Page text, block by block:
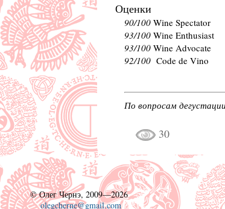
Оценки
90/100Wine Spectator
93/100Wine Enthusiast
93/100Wine Advocate
92/100Code de Vino
По вопросам
30
©Олег Чернэ, 2009—2026
olegcherne@gmail.com